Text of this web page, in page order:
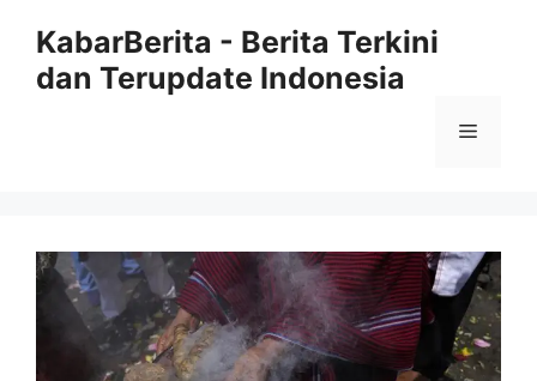
KabarBerita - Berita Terkini
dan Terupdate Indonesia
Menu